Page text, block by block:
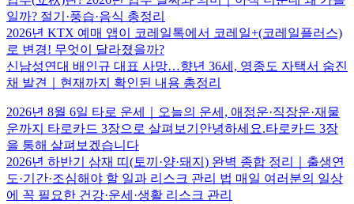
일까? 절기·풍습·음식 총정리
2026년 KTX 예매 앱이 코레일톡에서 코레일+(코레일플러스)
로 변경! 무엇이 달라졌을까?
신남성연대 배인규 대표 사망…향년 36세, 영종도 자택서 숨진
채 발견｜현재까지 확인된 내용 총정리
2026년 8월 6일 타로 운세｜오늘의 운세, 애정운·직장운·재물
운까지 타로카드 3장으로 살펴보기안녕하세요.타로카드 3장
을 통해 살펴보겠습니다
2026년 하반기 삼재 띠(토끼·양·돼지) 완벽 종합 정리｜출생연
도·기간·조심해야 할 일과 리스크 관리 법 매일 여러분의 일상
에 꼭 필요한 건강·운세·생활 리스크 관리